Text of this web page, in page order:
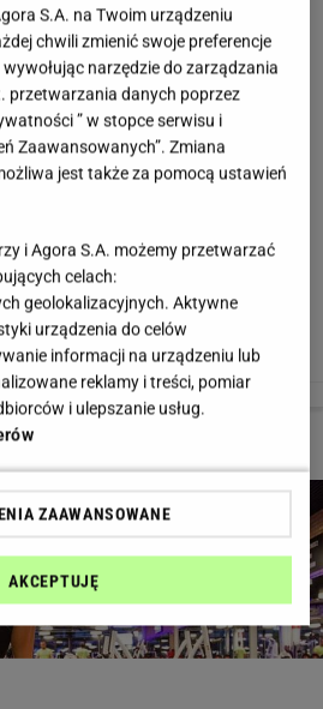
się moją pasją, całkowicie
odżywiania i treningów. Pomysł, aby
z chęci poszerzania swojej wiedzy i
Cały czas wyszukuję nowe szkolenia
Przed mną jeszcze dużo nauki.'
llealicious_)
S.A. na Twoim urządzeniu
chwili zmienić swoje preferencje
narzędzie do zarządzania
przetwarzania danych poprzez
” w stopce serwisu i
Zaawansowanych”. Zmiana
jest także za pomocą ustawień
i Agora S.A. możemy przetwarzać
celach:
geolokalizacyjnych. Aktywne
urządzenia do celów
informacji na urządzeniu lub
reklamy i treści, pomiar
i ulepszanie usług.
ZAAWANSOWANE
AKCEPTUJĘ